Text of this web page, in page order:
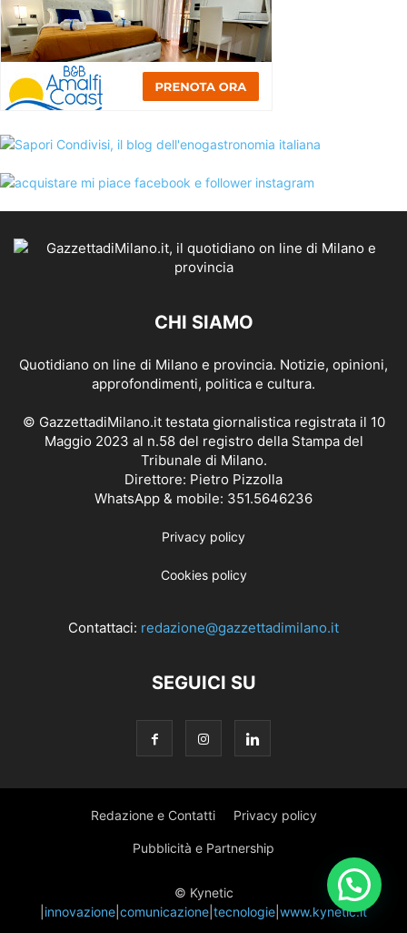
CHI SIAMO
Quotidiano on line di Milano e provincia. Notizie, opinioni,
approfondimenti, politica e cultura.
© GazzettadiMilano.it testata giornalistica registrata il 10
Maggio 2023 al n.58 del registro della Stampa del
Tribunale di Milano.
Direttore: Pietro Pizzolla
WhatsApp & mobile: 351.5646236
Privacy policy
Cookies policy
Contattaci: redazione@gazzettadimilano.it
SEGUICI SU
Redazione e Contatti Privacy policy
Pubblicità e Partnership
© Kynetic
innovazione comunicazione tecnologie www.kynetic.it